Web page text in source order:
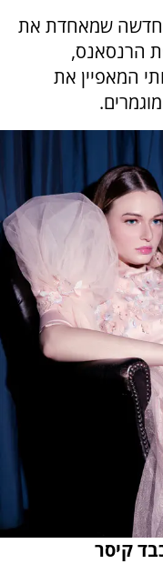
חדשה שמאחדת את
הרנסאנס,
המאפיין את
קיסר